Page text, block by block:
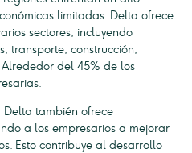
limitadas. Delta ofrece
sectores, incluyendo
transporte, construcción,
del 45% de los
también ofrece
a los empresarios a mejorar
Esto contribuye al desarrollo